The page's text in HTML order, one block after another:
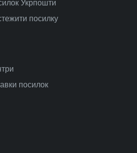
Укрпошти
посилку
посилок